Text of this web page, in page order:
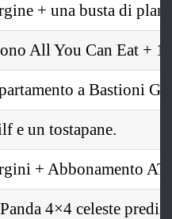
+ una busta di
All You Can Eat +
a Bastioni
e un tostapane.
+ Abbonamento
4×4 celeste